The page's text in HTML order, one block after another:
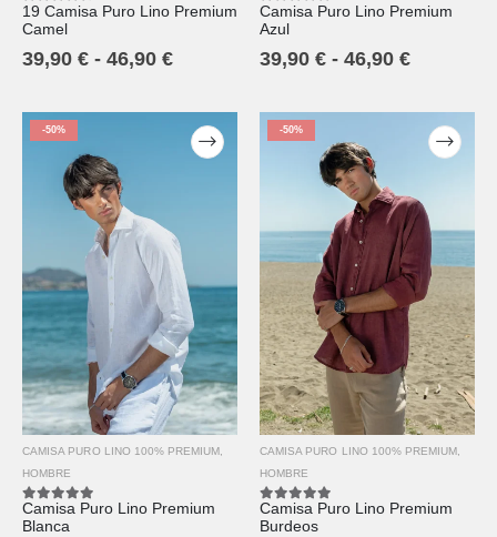
4.50out of 5
19 Camisa Puro Lino Premium
Camel
39,90 € - 46,90 €
5.00out of 5
Camisa Puro Lino Premium
Azul
39,90 € - 46,90 €
-50%
CAMISA PURO LINO 100% PREMIUM
HOMBRE
5.00 out of 5
Camisa Puro Lino Premium
Blanca
-50%
CAMISA PURO LINO 100% PREMIUM
HOMBRE
5.00out of 5
Camisa Puro Lino Premium
Burdeos